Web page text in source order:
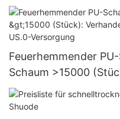
Feuerhemmender
Schaum >15000
6000-29999 Stück,